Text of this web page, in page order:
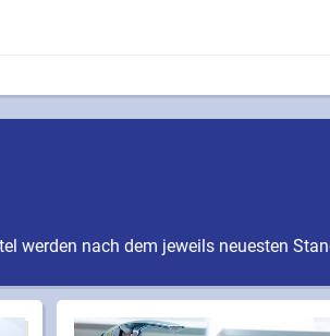
werden nach dem jeweils neuesten